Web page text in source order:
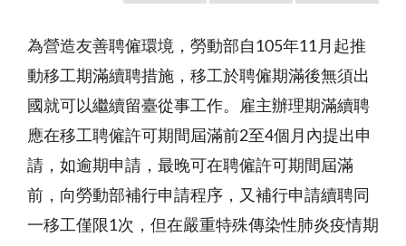
為營造友善聘僱環境，勞動部自 105年11月起推
動移工期滿續聘措施，移工於聘僱期滿後無須出
國就可以繼續留臺從事工作。雇主辦理期滿續聘
應在移工聘僱許可期間屆滿前2至4個月內提出申
請，如逾期申請，最晚可在聘僱許可期間屆滿
前，向勞動部補行申請程序，又補行申請續聘同
一移工僅限1次，但在嚴重特殊傳染性肺炎疫情期